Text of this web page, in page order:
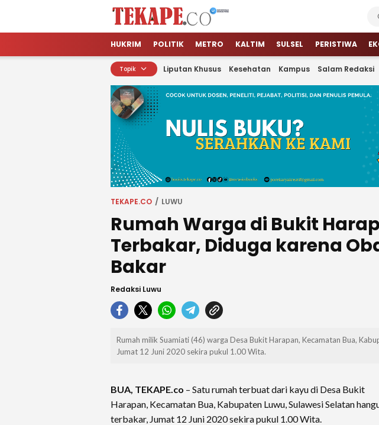
Tekape.co
Jendela Informasi Kita
HUKRIM POLITIK METRO KALTIM SULSEL PERISTIWA
Topik Liputan Khusus Kesehatan Kampus Salam Redaksi
TEKAPE.CO LUWU
Rumah Warga di Bukit
Terbakar, Diduga karena
Bakar
Redaksi Luwu
Rumah milik Suamiati (46) warga Desa Bukit Harapan, Kecamatan Bua,
Jumat 12 Juni 2020 sekira pukul 1.00 Wita.
BUA, TEKAPE.co – Satu rumah terbuat dari kayu di Desa Bukit
Harapan, Kecamatan Bua, Kabupaten Luwu, Sulawesi Selatan
terbakar, Jumat 12 Juni 2020 sekira pukul 1.00 Wita.